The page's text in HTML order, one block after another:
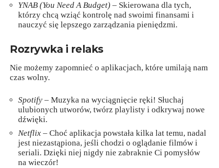
YNAB (You Need A Budget) – Skierowana dla tych,
którzy chcą wziąć kontrolę nad swoimi finansami i
nauczyć się lepszego zarządzania pieniędzmi.
Rozrywka i relaks
Nie możemy zapomnieć o aplikacjach, które umilają nam
czas wolny.
Spotify – Muzyka na wyciągnięcie ręki! Słuchaj
ulubionych utworów, twórz playlisty i odkrywaj nowe
dźwięki.
Netflix – Choć aplikacja powstała kilka lat temu, nadal
jest niezastąpiona, jeśli chodzi o oglądanie filmów i
seriali. Dzięki niej nigdy nie zabraknie Ci pomysłów
na wieczór!